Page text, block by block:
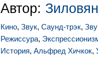
Автор:
Кино, Звук, Саунд-трэк,
Режиссура,
История, Альфред Хичкок,